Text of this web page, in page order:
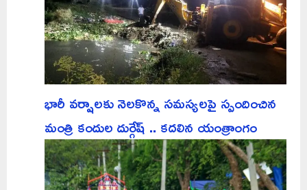
భారీ వర్షాలకు నెలకొన్న సమస్యలపై స్పందించిన
మంత్రి కందుల దుర్గేష్ .. కదలిన యంత్రాంగం